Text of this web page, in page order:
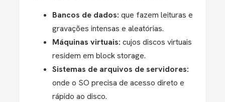
Bancos de dados: que fazem leituras e
gravações intensas e aleatórias.
Máquinas virtuais: cujos discos virtuais
residem em block storage.
Sistemas de arquivos de servidores:
onde o SO precisa de acesso direto e
rápido ao disco.